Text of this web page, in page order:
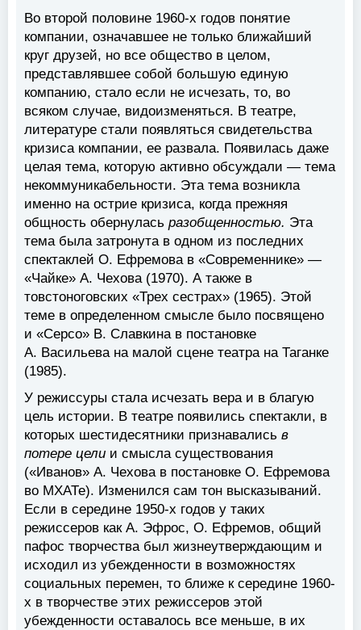
Во второй половине 1960-х годов понятие
компании, означавшее не только ближайший
круг друзей, но все общество в целом,
представлявшее собой большую единую
компанию, стало если не исчезать, то, во
всяком случае, видоизменяться. В театре,
литературе стали появляться свидетельства
кризиса компании, ее развала. Появилась даже
целая тема, которую активно обсуждали — тема
некоммуникабельности. Эта тема возникла
именно на острие кризиса, когда прежняя
общность обернулась разобщенностью. Эта
тема была затронута в одном из последних
спектаклей О. Ефремова в «Современнике» —
«Чайке» А. Чехова (1970). А также в
товстоноговских «Трех сестрах» (1965). Этой
теме в определенном смысле было посвящено
и «Серсо» В. Славкина в постановке
А. Васильева на малой сцене театра на Таганке
(1985).
У режиссуры стала исчезать вера и в благую
цель истории. В театре появились спектакли, в
которых шестидесятники признавались в
потере цели и смысла существования
(«Иванов» А. Чехова в постановке О. Ефремова
во МХАТе). Изменился сам тон высказываний.
Если в середине 1950-х годов у таких
режиссеров как А. Эфрос, О. Ефремов, общий
пафос творчества был жизнеутверждающим и
исходил из убежденности в возможностях
социальных перемен, то ближе к середине 1960-
х в творчестве этих режиссеров этой
убежденности оставалось все меньше, в их